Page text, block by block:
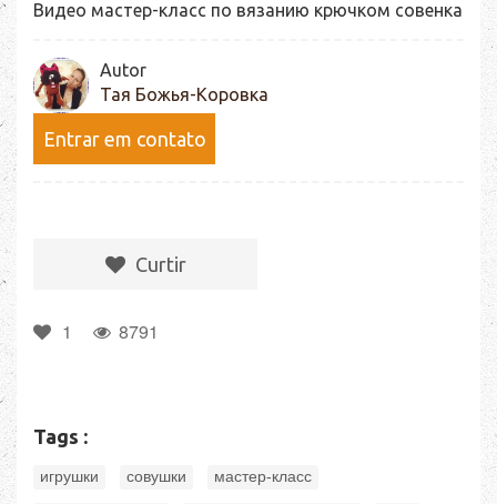
Видео мастер-класс по вязанию крючком совенка
Autor
Тая Божья-Коровка
Entrar em contato
Сurtir
1 8791
Tags :
игрушки совушки мастер-класс